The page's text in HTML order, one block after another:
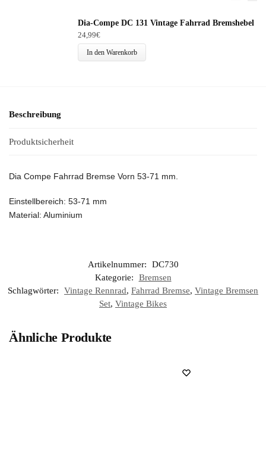
Dia-Compe DC 131 Vintage Fahrrad Bremshebel
24,99€
In den Warenkorb
Beschreibung
Produktsicherheit
Dia Compe Fahrrad Bremse Vorn 53-71 mm.
Einstellbereich: 53-71 mm
Material: Aluminium
Artikelnummer:
DC730
Kategorie:
Bremsen
Schlagwörter:
Vintage Rennrad, Fahrrad Bremse, Vintage Bremsen
Set, Vintage Bikes
Ähnliche Produkte